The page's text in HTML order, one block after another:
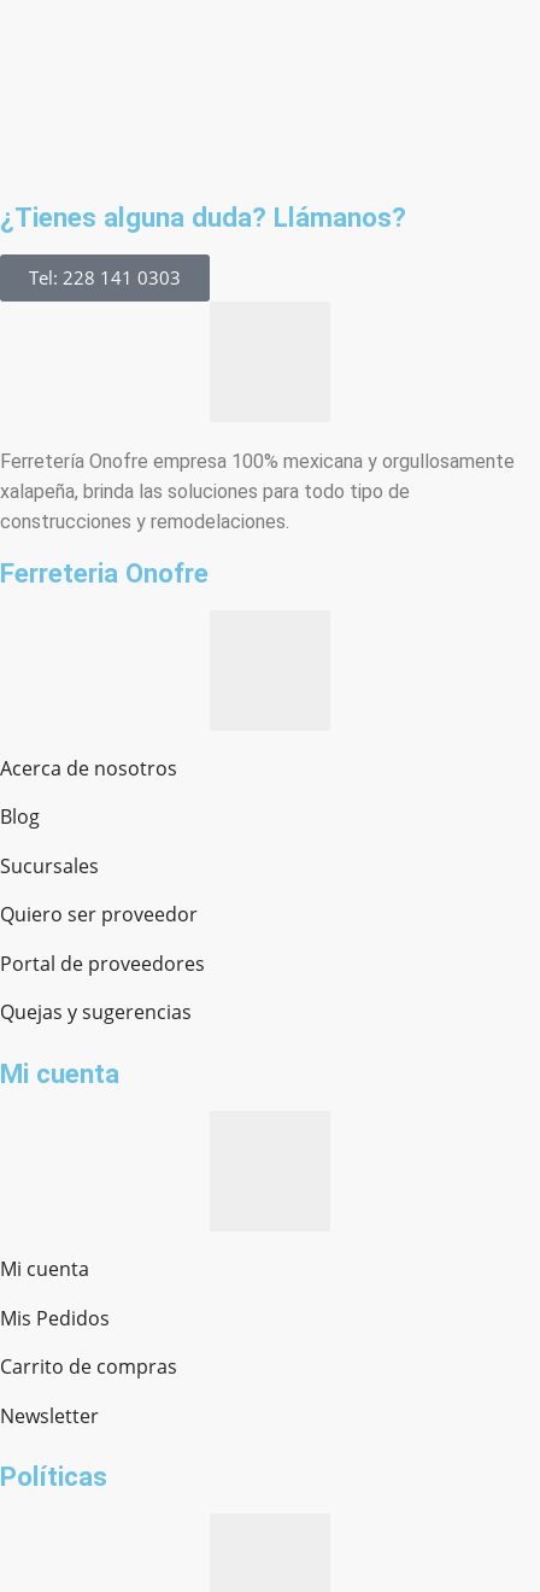
¿Tienes alguna duda? Llámanos?
Tel: 228 141 0303
Ferretería Onofre empresa 100% mexicana y orgullosamente
xalapeña, brinda las soluciones para todo tipo de
construcciones y remodelaciones.
Ferreteria Onofre
Acerca de nosotros
Blog
Sucursales
Quiero ser proveedor
Portal de proveedores
Quejas y sugerencias
Mi cuenta
Mi cuenta
Mis Pedidos
Carrito de compras
Newsletter
Políticas